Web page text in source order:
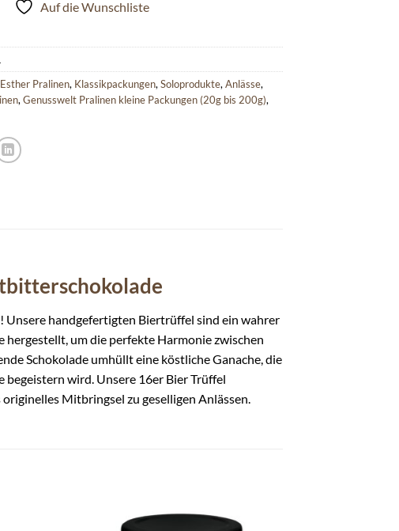
Auf die Wunschliste
Esther Pralinen, Klassikpackungen, Soloprodukte, Anlässe,
, Genusswelt Pralinen kleine Packungen (20g bis 200g),
Unsere handgefertigten Biertrüffel sind ein wahrer
um die perfekte Harmonie zwischen
Schokolade umhüllt eine köstliche Ganache, die
begeistern wird. Unsere 16er Bier Trüffel
Mitbringsel zu geselligen Anlässen.